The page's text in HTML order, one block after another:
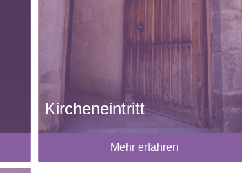
Kircheneintritt
Mehr erfahren